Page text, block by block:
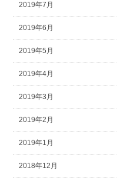
2019年7月
2019年6月
2019年5月
2019年4月
2019年3月
2019年2月
2019年1月
2018年12月